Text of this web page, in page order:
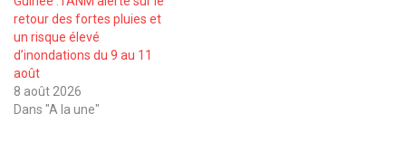
retour des fortes pluies et
un risque élevé
d’inondations du 9 au 11
août
8 août 2026
Dans "A la une"